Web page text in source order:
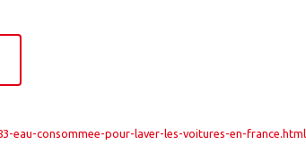
eau-consommee-pour-laver-les-voitures-en-france.html